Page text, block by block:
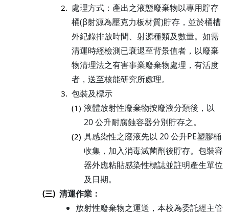
2. 處理方式：產出之液態廢棄物以專用貯存
桶(β射源為壓克力板材質)貯存，並於桶槽
外紀錄排放時間、射源種類及數量。如需
清運時經檢測已衰退至背景值者，以廢棄
物清理法之有害事業廢棄物處理，有活度
者，送至核能研究所處理。
3. 包裝及標示
(1) 液體放射性廢棄物按廢液分類後，以
20 公升耐腐蝕容器分別貯存之。
(2) 具感染性之廢液先以 20 公升PE塑膠桶
收集，加入消毒滅菌劑後貯存。包裝容
器外應粘貼感染性標誌並註明產生單位
及日期。
(三) 清運作業：
放射性廢棄物之運送，本校為委託經主管